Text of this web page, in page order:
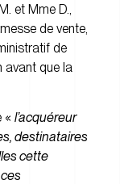
et Mme D.,
de vente,
de
avant que la
« l’acquéreur
destinataires
cette